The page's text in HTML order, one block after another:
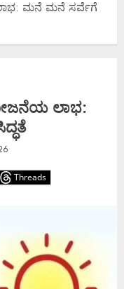
ಮನೆ ಮನೆ ಸರ್ವೆಗೆ
ಲಾಭ:
Threads